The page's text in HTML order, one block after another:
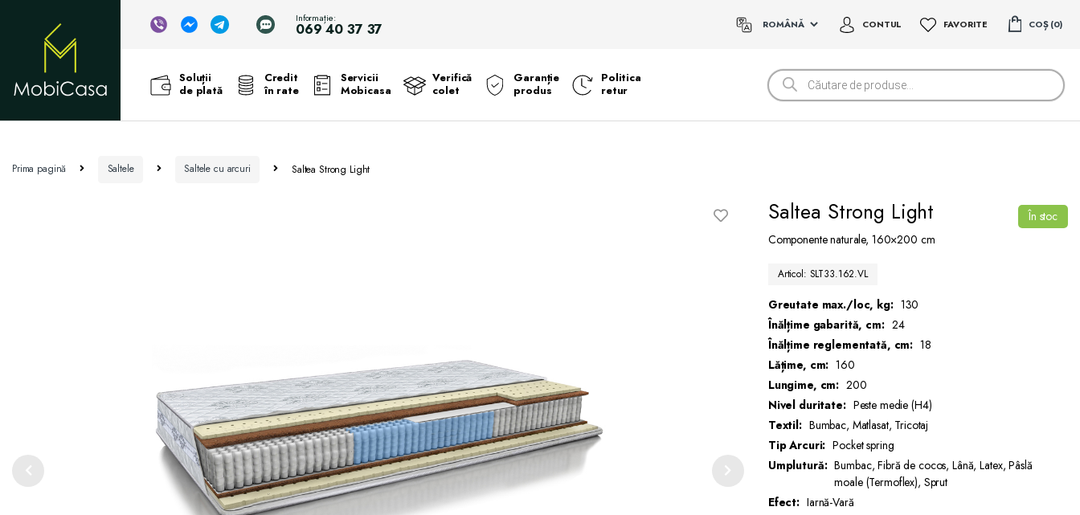
Informație:
069 40 37 37 CONTUL FAVORITE COȘ 0
Soluții
de plată
Credit
în rate
Servicii
Mobicasa
Verifică
colet
Garanție
produs
Politica
retur
Products
search
Prima pagină Saltele Saltele cu arcuri Saltea Strong Light
Saltea Strong Light
Componente naturale, 160×200 cm
Articol: SLT33.162.VL
Greutate max./loc, kg: 130
Înălțime gabarită, cm: 24
Înălțime reglementată, cm: 18
Lățime, cm: 160
Lungime, cm: 200
Nivel duritate: Peste medie (H4)
Textil: Bumbac, Matlasat, Tricotaj
Tip Arcuri: Pocket spring
Umplutură: Bumbac, Fibră de cocos, Lână, Latex, Pâslă
moale (Termoflex), Sprut
Efect: Iarnă-Vară
În stoc